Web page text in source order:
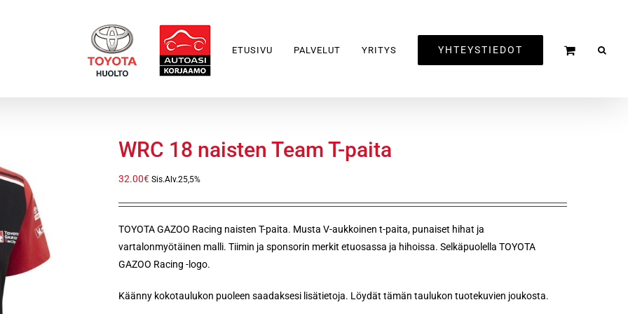
ETUSIVU PALVELUT YRITYS YHTEYSTIEDOT
WRC 18 naisten Team T-paita
32.00€ Sis.Alv.25,5%
TOYOTA GAZOO Racing naisten T-paita. Musta V-aukkoinen t-paita, punaiset hihat ja
vartalonmyötäinen malli. Tiimin ja sponsorin merkit etuosassa ja hihoissa. Selkäpuolella TOYOTA
GAZOO Racing -logo.
Käänny kokotaulukon puoleen saadaksesi lisätietoja. Löydät tämän taulukon tuotekuvien joukosta.